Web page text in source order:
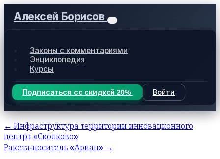
Алексей Борисов
Законы с комментариями
Энциклопедия
Курсы
Подписаться со скидкой 20% Войти
← Инфраструктура территории инновационного
центра «Сколково»
Ракета-носитель «Ариан» →